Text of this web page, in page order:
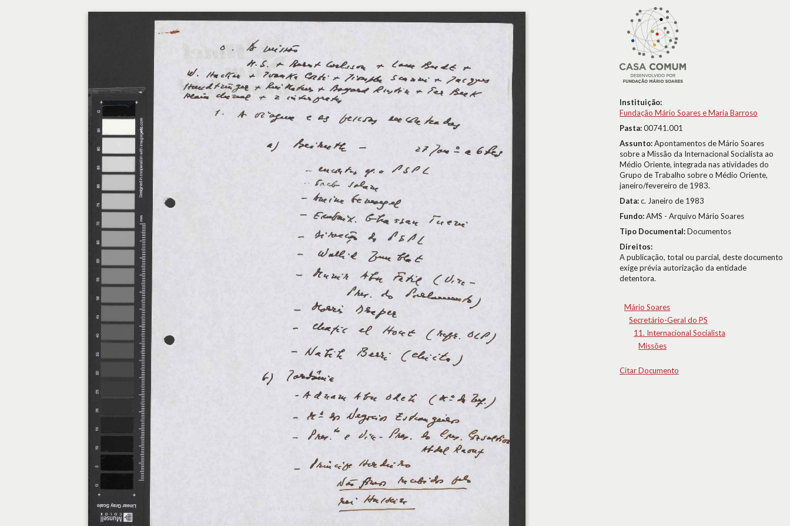
Instituição:
Fundação Mário Soares e Maria Barroso
Pasta:00741.001
Assunto:Apontamentos de Mário Soares
sobre a Missão da Internacional Socialista ao
Médio Oriente, integrada nas atividades do
Grupo de Trabalho sobre o Médio Oriente,
janeiro/fevereiro de 1983.
Data:c. Janeiro de 1983
Fundo:AMS - Arquivo Mário Soares
Tipo Documental:Documentos
Direitos:
A publicação, total ou parcial, deste documento
exige prévia autorização da entidade
detentora.
Mário Soares
Secretário-Geral do PS
11. Internacional Socialista
Missões
Citar Documento